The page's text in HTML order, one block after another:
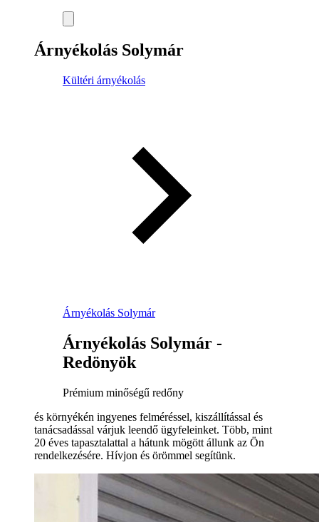
Árnyékolás Solymár
Kültéri árnyékolás
Árnyékolás Solymár
Árnyékolás Solymár -
Redönyök
Prémium minőségű redőny
és környékén ingyenes felméréssel, kiszállítással és
tanácsadással várjuk leendő ügyfeleinket. Több, mint
20 éves tapasztalattal a hátunk mögött állunk az Ön
rendelkezésére. Hívjon és örömmel segítünk.